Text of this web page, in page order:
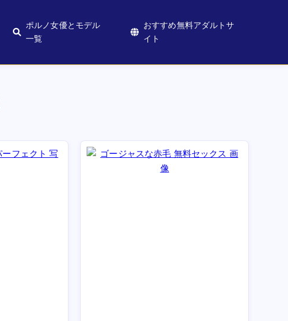
ポルノ女優とモデル
一覧
おすすめ無料アダルトサ
イト